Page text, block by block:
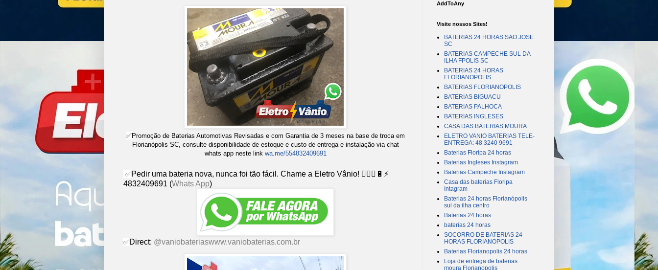
✅Promoção de Baterias Automotivas Revisadas e com Garantia de 3 meses na base de troca em
Florianópolis SC, consulte disponibilidade de estoque e custo de entrega e instalação via chat
whats app neste link wa.me/554832409691
✅Pedir uma bateria nova, nunca foi tão fácil. Chame a Eletro Vânio! 👨🏻‍⚕🔋⚡
4832409691 (Whats App)
✅Direct: @vaniobateriaswww.vaniobaterias.com.br
AddToAny
Visite nossos Sites!
BATERIAS 24 HORAS SAO JOSE
SC
BATERIAS CAMPECHE SUL DA
ILHA FPOLIS SC
BATERIAS 24 HORAS
FLORIANOPOLIS
BATERIAS FLORIANOPOLIS
BATERIAS BIGUACU
BATERIAS PALHOCA
BATERIAS INGLESES
CASA DAS BATERIAS MOURA
ELETRO VANIO BATERIAS TELE-
ENTREGA: 48 3240 9691
Baterias Floripa 24 horas
Baterias Ingleses Instagram
Baterias Campeche Instagram
Casa das baterias Floripa
Intagram
Baterias 24 horas Florianópolis
sul da ilha centro
Baterias 24 horas
baterias 24 horas
SOCORRO DE BATERIAS 24
HORAS FLORIANOPOLIS
Baterias Florianopolis 24 horas
Loja de entrega de baterias
moura Florianopolis